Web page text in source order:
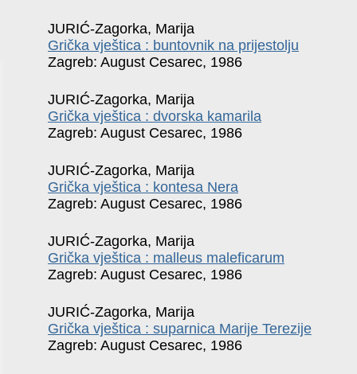
JURIĆ-Zagorka, Marija
Grička vještica : buntovnik na prijestolju
Zagreb: August Cesarec, 1986
JURIĆ-Zagorka, Marija
Grička vještica : dvorska kamarila
Zagreb: August Cesarec, 1986
JURIĆ-Zagorka, Marija
Grička vještica : kontesa Nera
Zagreb: August Cesarec, 1986
JURIĆ-Zagorka, Marija
Grička vještica : malleus maleficarum
Zagreb: August Cesarec, 1986
JURIĆ-Zagorka, Marija
Grička vještica : suparnica Marije Terezije
Zagreb: August Cesarec, 1986